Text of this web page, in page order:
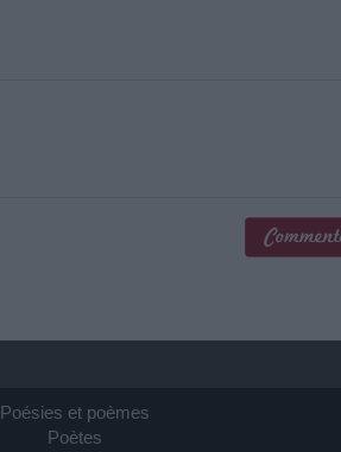
Poésies et poèmes
Poètes